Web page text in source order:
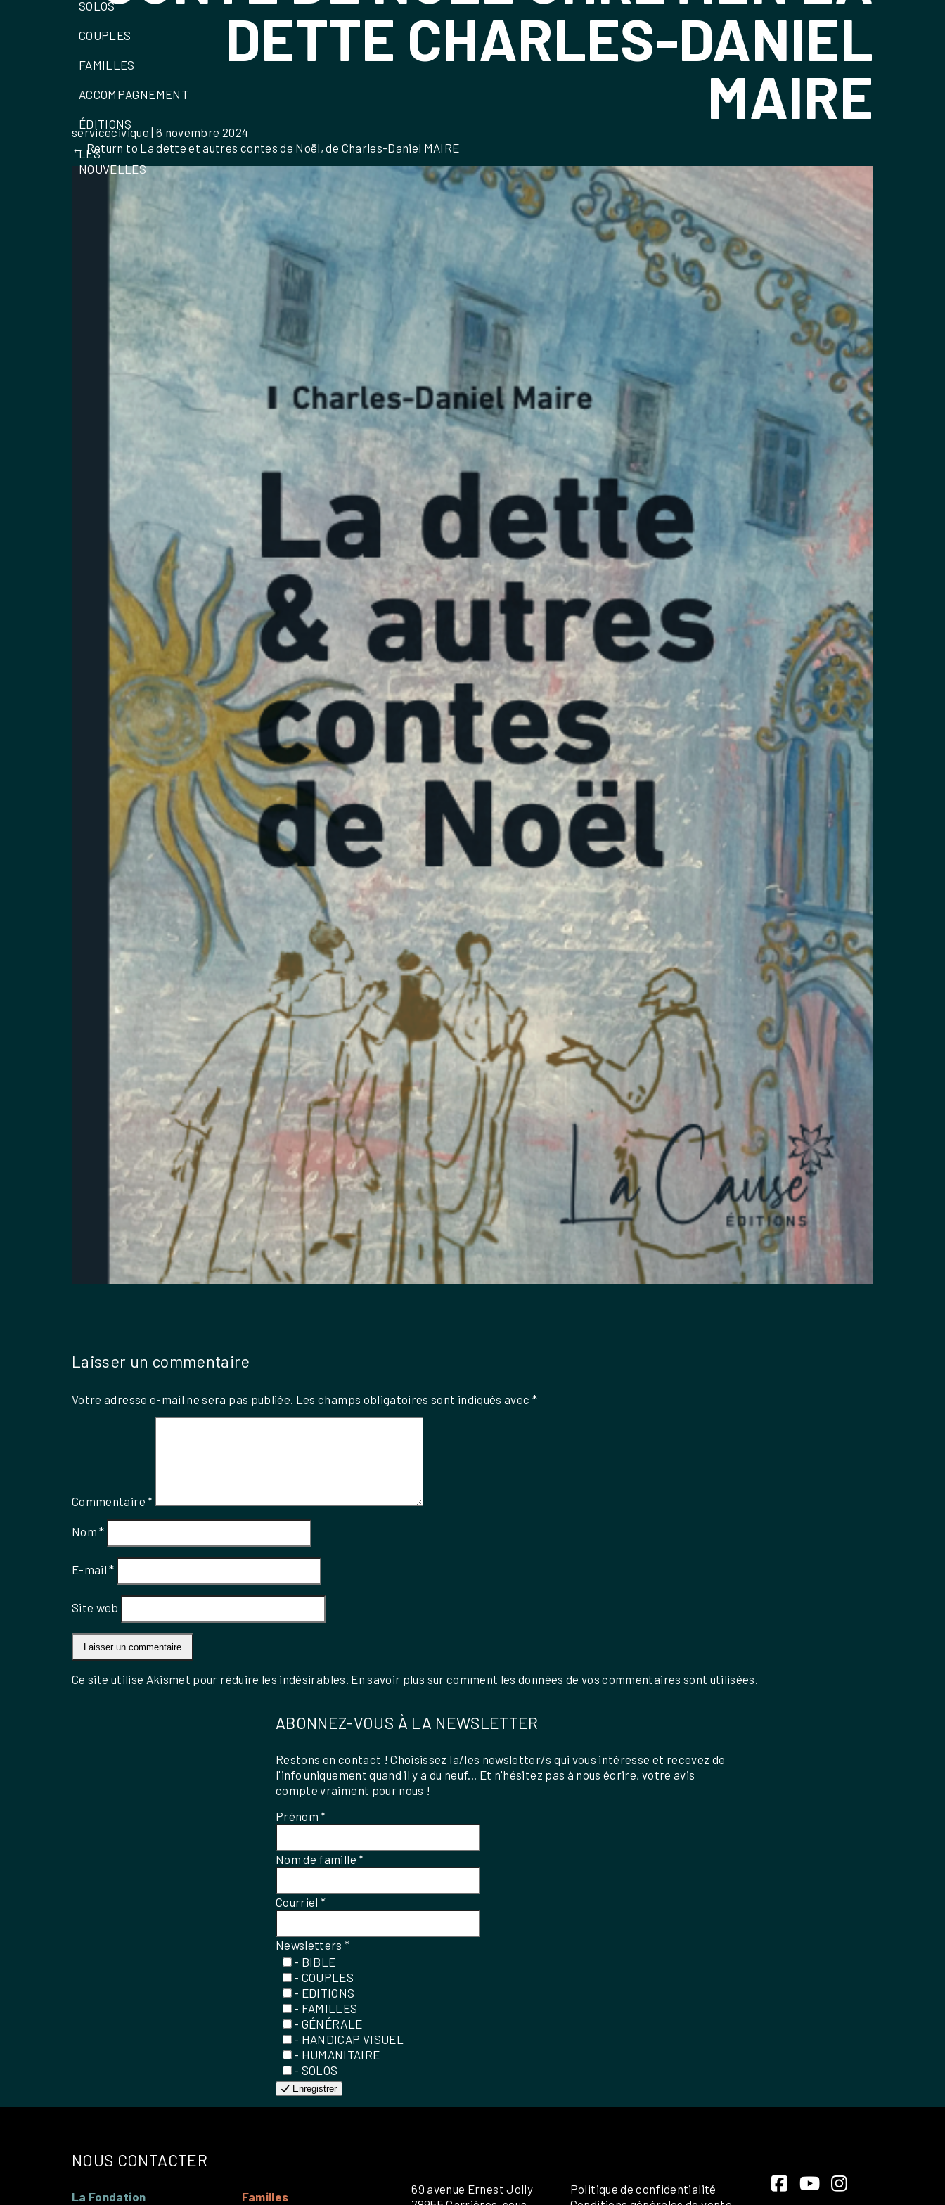
SOLOS
COUPLES
FAMILLES
ACCOMPAGNEMENT
ÉDITIONS
LES
NOUVELLES
DETTE CHARLES-DANIEL
MAIRE
servicecivique 6 novembre 2024
← Return to La dette et autres contes de Noël, de Charles-Daniel MAIRE
Laisser un commentaire
Votre adresse e-mail ne sera pas publiée. Les champs obligatoires sont indiqués avec *
Commentaire*
Nom*
E-mail*
Site web
Ce site utilise Akismet pour réduire les indésirables. En savoir plus sur comment les données de vos commentaires sont utilisées
ABONNEZ-VOUS À LA NEWSLETTER
Restons en contact ! Choisissez la/les newsletter/s qui vous intéresse et recevez de
l'info uniquement quand il y a du neuf... Et n'hésitez pas à nous écrire, votre avis
compte vraiment pour nous !
Prénom*
Nom de famille*
Courriel*
Newsletters*
- BIBLE
- COUPLES
- EDITIONS
- FAMILLES
- GÉNÉRALE
- HANDICAP VISUEL
- HUMANITAIRE
- SOLOS
Enregistrer
NOUS CONTACTER
La Fondation
Familles
69 avenue Ernest Jolly
Politique de confidentialité